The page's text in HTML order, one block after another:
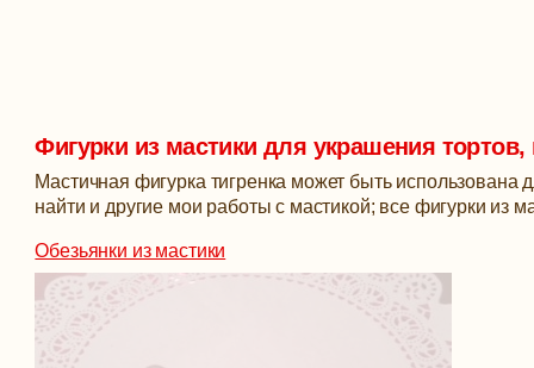
Фигурки из мастики для украшения
Мастичная фигурка тигренка может быть
найти и другие мои работы с мастикой; все фигурки из
Обезьянки из мастики